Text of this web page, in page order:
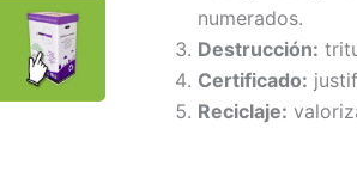
numerados.
Destrucción:
Certificado:
Reciclaje: